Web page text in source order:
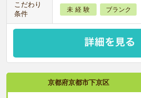
こだわり
条件
未 経 験 ブランク
京都府京都市下京区